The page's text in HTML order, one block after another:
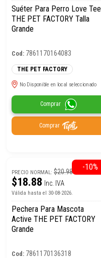
Suéter Para Perro Love Tee
THE PET FACTORY Talla
Grande
Cod: 7861170164083
THE PET FACTORY
No Disponible en local seleccionado
Comprar
Comprar
PRECIO NORMAL:$20.98
$18.88 Inc. IVA
Válida hasta el 30-08-2026.
Pechera Para Mascota
Active THE PET FACTORY
Grande
Cod: 7861170136318
-10%